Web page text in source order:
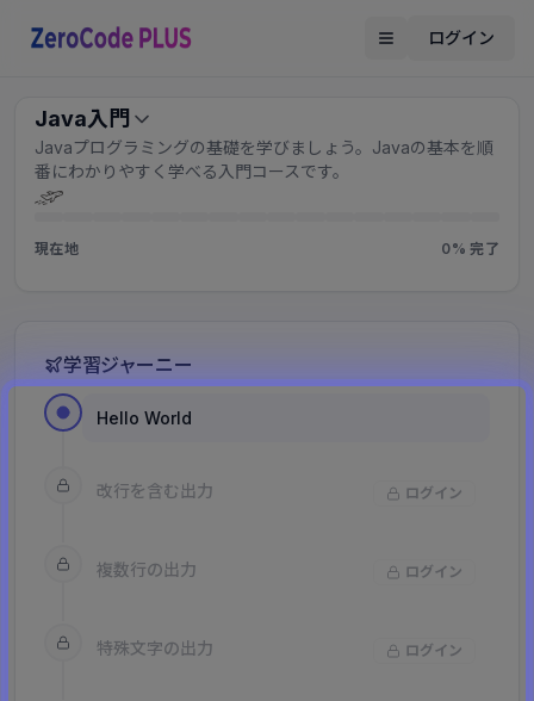
ログイン
Java入門
Javaプログラミングの基礎を学びましょう。Javaの基本を順
番にわかりやすく学べる入門コースです。
現在地 0% 完了
学習ジャーニー
Hello World
改行を含む出力 ログイン
複数行の出力 ログイン
特殊文字の出力 ログイン